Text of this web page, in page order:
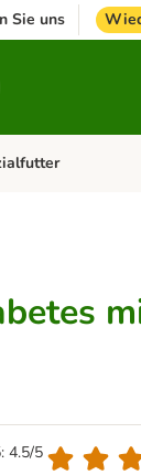
Sie uns
öffnen: Weitere
4.5/5